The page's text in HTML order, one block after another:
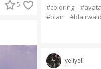
5 #coloring
#blair
yeliyeli